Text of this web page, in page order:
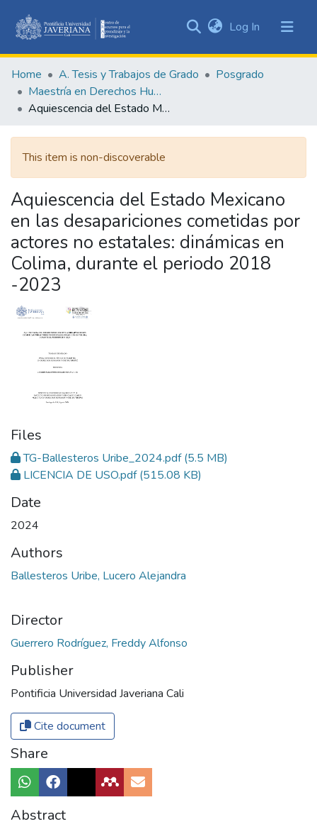
&
Collections
All of DSpace
Statistics
Log In (current)
Home A. Tesis y Trabajos de Grado
Posgrado
Maestría en Derechos Humanos y Cultura de Paz
Aquiescencia del Estado Mexicano en las desapariciones cometidas por actores no estatales: dinámicas en Colima, durante el periodo 2018 -2023
This item is non-discoverable
Aquiescencia del Estado Mexicano
en las desapariciones cometidas por
actores no estatales: dinámicas en
Colima, durante el periodo 2018
-2023
Files
TG-Ballesteros Uribe_2024.pdf(5.5 MB)
LICENCIA DE USO.pdf(515.08 KB)
Date
2024
Authors
Ballesteros Uribe, Lucero Alejandra
Director
Guerrero Rodríguez, Freddy Alfonso
Publisher
Pontificia Universidad Javeriana Cali
Cite document
Share
Abstract